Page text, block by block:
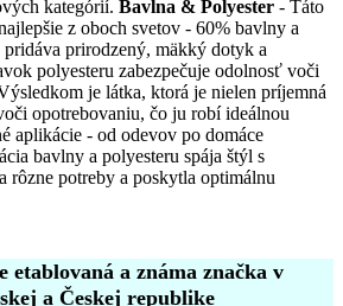
kategórií. Bavlna & Polyester - Táto
z oboch svetov - 60% bavlny a
prirodzený, mäkký dotyk a
polyesteru zabezpečuje odolnosť voči
je látka, ktorá je nielen príjemná
opotrebovaniu, čo ju robí ideálnou
aplikácie - od odevov po domáce
bavlny a polyesteru spája štýl s
rôzne potreby a poskytla optimálnu
etablovaná a známa značka v
a Českej republike